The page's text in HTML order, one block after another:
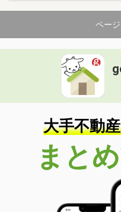
ペー
大手不動
まと